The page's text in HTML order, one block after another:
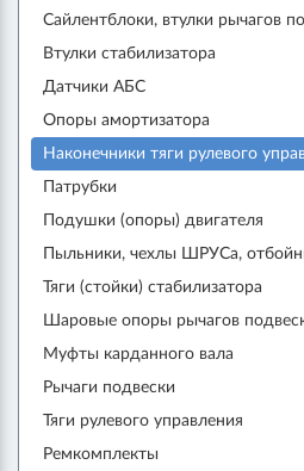
Сайлентблоки, втулки рычагов
Втулки стабилизатора
Датчики АБС
Опоры амортизатора
Наконечники тяги рулевого
Патрубки
Подушки (опоры) двигателя
Пыльники, чехлы ШРУСа,
Тяги (стойки) стабилизатора
Шаровые опоры рычагов
Муфты карданного вала
Рычаги подвески
Тяги рулевого управления
Ремкомплекты